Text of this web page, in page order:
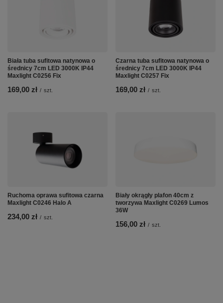
Biała tuba sufitowa natynowa o
średnicy 7cm LED 3000K IP44
Maxlight C0256 Fix
169,00 zł / szt.
Czarna tuba sufitowa natynowa o
średnicy 7cm LED 3000K IP44
Maxlight C0257 Fix
169,00 zł / szt.
Ruchoma oprawa sufitowa czarna
Maxlight C0246 Halo A
234,00 zł / szt.
Biały okrągły plafon 40cm z
tworzywa Maxlight C0269 Lumos
36W
156,00 zł / szt.